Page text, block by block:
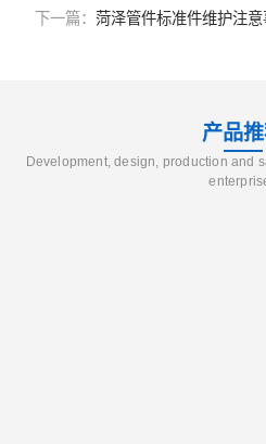
下一篇： 菏泽管件标准件维护注意
产品
Development, design, production and